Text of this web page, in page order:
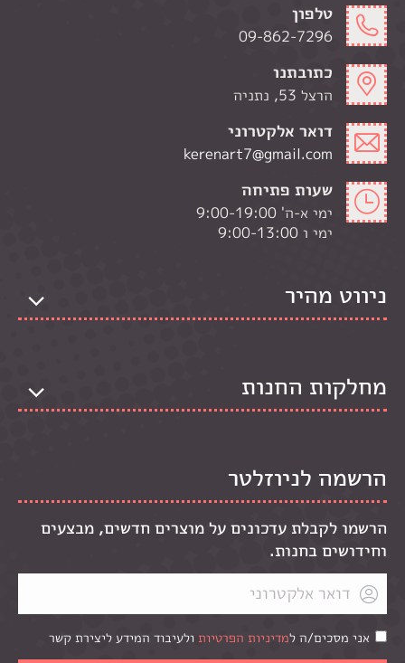
טלפון
09-862-7296
כתובתנו
הרצל 53, נתניה
דואר אלקטרוני
kerenart7@gmail.com
שעות פתיחה
ימי א-ה' 9:00-19:00
ימי ו 9:00-13:00
ניווט מהיר
מחלקות החנות
הרשמה לניוזלטר
הרשמו לקבלת עדכונים על מוצרים חדשים, מבצעים
וחידושים בחנות.
אני מסכים/ה למדיניות הפרטיות ולעיבוד המידע ליצירת קשר